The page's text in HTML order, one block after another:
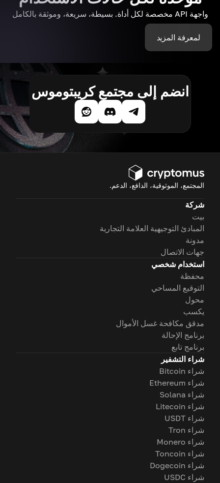
واجهة API مخصصة لكل أداة. بسيطة، سريعة، وموثقة بالكامل
لمعرفة المزيد
انضم إلى مجتمع كريبتوموس
المجتمع، الموثوقية، الدافع، الدعم.
شركة
بيت
المبادئ التوجيهية العلامة التجارية
مدونة
جهات الاتصال
استخدام شخصي
محفظة
التوقيع المساحي
محول
يكسب
مدقق مكافحة غسل الأموال
برنامج الإحالة
برنامج تابع
شراء التشفير
شراء Bitcoin
شراء Ethereum
شراء Solana
شراء Litecoin
شراء USDT
شراء Tron
شراء Monero
شراء Toncoin
شراء Dogecoin
شراء USDC